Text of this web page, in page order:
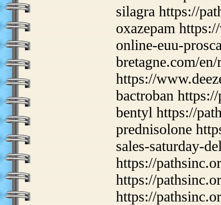
silagra https://
oxazepam
online-euu-
bretagne.com/
https://
bactroban
bentyl https://
prednisolone
sales-saturday-
https://
https://
https://